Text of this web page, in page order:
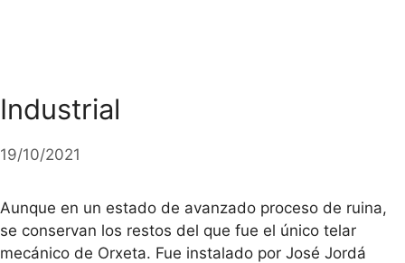
Industrial
19/10/2021
Aunque en un estado de avanzado proceso de ruina,
se conservan los restos del que fue el único telar
mecánico de Orxeta. Fue instalado por José Jordá